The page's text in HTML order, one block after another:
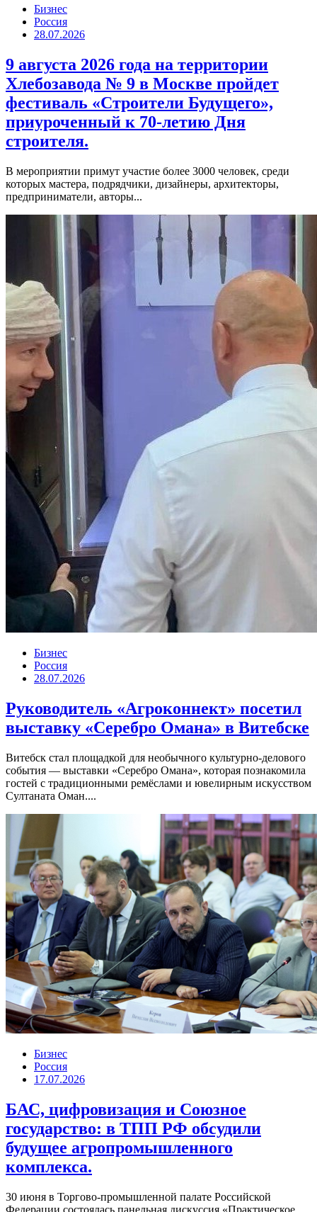
Бизнес
Россия
28.07.2026
9 августа 2026 года на территории
Хлебозавода № 9 в Москве пройдет
фестиваль «Строители Будущего»,
приуроченный к 70-летию Дня
строителя.
В мероприятии примут участие более 3000 человек, среди
которых мастера, подрядчики, дизайнеры, архитекторы,
предприниматели, авторы...
Бизнес
Россия
28.07.2026
Руководитель «Агроконнект» посетил
выставку «Серебро Омана» в Витебске
Витебск стал площадкой для необычного культурно-делового
события — выставки «Серебро Омана», которая познакомила
гостей с традиционными ремёслами и ювелирным искусством
Султаната Оман....
Бизнес
Россия
17.07.2026
БАС, цифровизация и Союзное
государство: в ТПП РФ обсудили
будущее агропромышленного
комплекса.
30 июня в Торгово-промышленной палате Российской
Федерации состоялась панельная дискуссия «Практическое